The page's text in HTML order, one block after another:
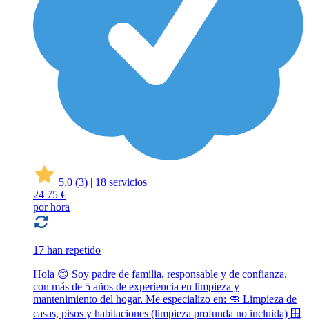
5,0 (3) | 18 servicios
24 75 €
por hora
17 han repetido
Hola 😊 Soy padre de familia, responsable y de confianza,
con más de 5 años de experiencia en limpieza y
mantenimiento del hogar. Me especializo en: 🧼 Limpieza de
casas, pisos y habitaciones (limpieza profunda no incluida) 🪟